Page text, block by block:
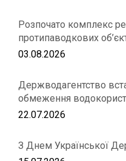
Розпочато комплекс
протипаводкових
03.08.2026
Держводагентство
обмеження
22.07.2026
З Днем Української